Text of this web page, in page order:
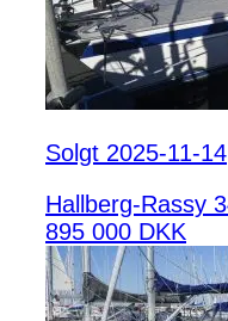
Solgt 2025-11-14
Hallberg-Rassy
895 000 DKK